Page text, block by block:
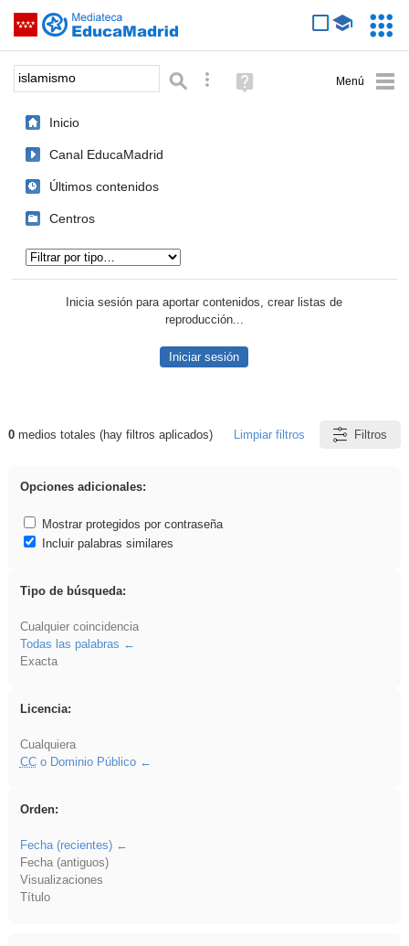
Saltar navegación
Palabra o frase: Búsqueda avanzada
Ayuda
(en
Inicio
Canal EducaMadrid
Últimos contenidos
Centros
Inicia sesión para aportar contenidos, crear listas de
reproducción...
Iniciar sesión
Resultados de: islamismo
0medios totales (hay filtros aplicados) Limpiar filtros Filtros
Opciones adicionales:
Mostrar protegidos por contraseña
Incluir palabras similares
Tipo de búsqueda:
Cualquier coincidencia
Todas las palabras
Exacta
Licencia:
Cualquiera
CCo Dominio Público
Orden:
Fecha (recientes)
Fecha (antiguos)
Visualizaciones
Título